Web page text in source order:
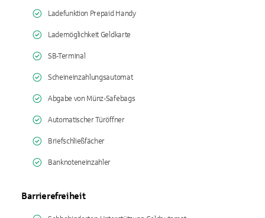
Ladefunktion Prepaid Handy
Lademöglichkeit Geldkarte
SB-Terminal
Scheineinzahlungsautomat
Abgabe von Münz-Safebags
Automatischer Türöffner
Briefschließfächer
Banknoteneinzahler
Barrierefreiheit